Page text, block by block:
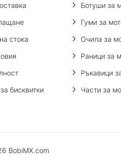
стока
бисквитки
Ботуши за
Гуми за
Очила за
Раници за
Ръкавици
Части за
BobiMX.com